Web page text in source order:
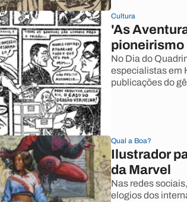
Cultura
'As
pioneirismo
No Dia do
especialistas em
publicações do
Qual a Boa?
Ilustrador
da Marvel
Nas redes
elogios dos